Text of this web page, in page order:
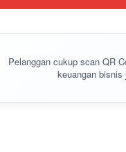
Pelanggan cukupscan QR
keuangan bisnis